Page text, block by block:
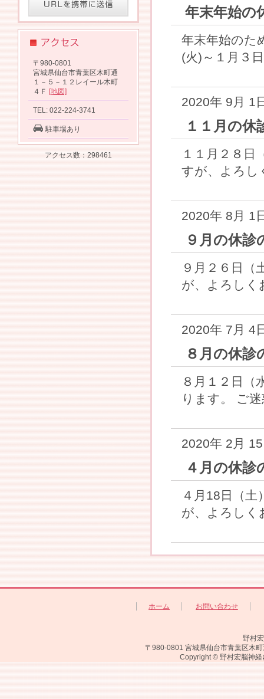
年末年始の
年末年始のた
(火)～１月３
2020年 9月 1
１１月の休
１１月２８日
すが、よろし
2020年 8月 1
９月の休診
９月２６日
が、よろしく
2020年 7月 4
８月の休診
８月１２日（
ります。 ご
2020年 2月
４月の休診
４月18日（
が、よろしく
〒980-0801
宮城県仙台市青葉区木町通
１－５－１２レイール木町
４Ｆ [地図]
TEL: 022-224-3741
駐車場あり
アクセス数：298461
ホーム お問い合わせ
野村
〒980-0801 宮城県仙台市青葉区木
Copyright © 野村宏脳神